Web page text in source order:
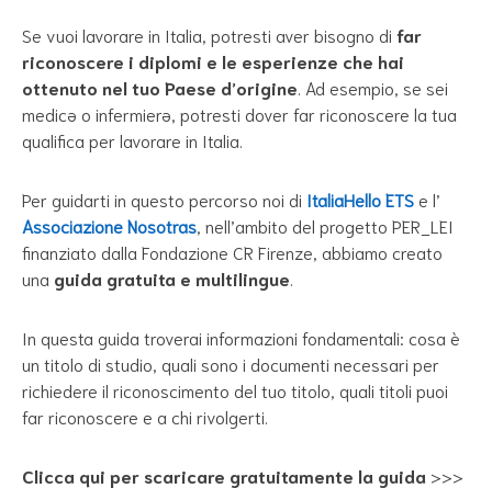
Se vuoi lavorare in Italia, potresti aver bisogno di far
riconoscere i diplomi e le esperienze che hai
ottenuto nel tuo Paese d’origine . Ad esempio, se sei
medicə o infermierə, potresti dover far riconoscere la tua
qualifica per lavorare in Italia.
Per guidarti in questo percorso noi di ItaliaHello ETS e l’
Associazione Nosotras , nell’ambito del progetto PER_LEI
finanziato dalla Fondazione CR Firenze, abbiamo creato
una guida gratuita e multilingue
In questa guida troverai informazioni fondamentali: cosa è
un titolo di studio, quali sono i documenti necessari per
richiedere il riconoscimento del tuo titolo, quali titoli puoi
far riconoscere e a chi rivolgerti.
Clicca qui per scaricare gratuitamente la guida >>>